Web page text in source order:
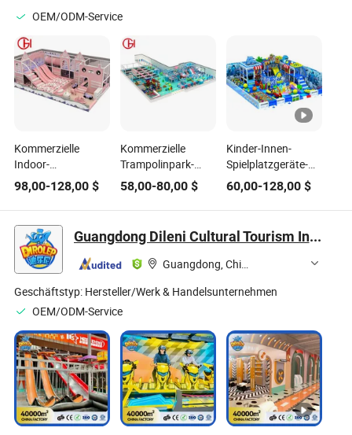
OEM/ODM-Service
Kommerzielle
Indoor-
Spielplatzgeräte -
Trampolinpark und
Freizeitpark-
Spielstruktur für
Kinder
98,00-128,00 $
Kommerzielle
Trampolinpark-
Ausrüstung für
Indoor-Spielplätze
und Freizeitcenter
58,00-80,00$
Kinder-Innen-
Spielplatzgeräte-
Geschäft zu
verkaufen,
Kinderspiele,
Rutsche für Kinder
60,00-128,00$
Guangdong Dileni Cultural Tourism Industry Development Co., Ltd.
Guangdong, China
Geschäftstyp: Hersteller/Werk & Handelsunternehmen
OEM/ODM-Service